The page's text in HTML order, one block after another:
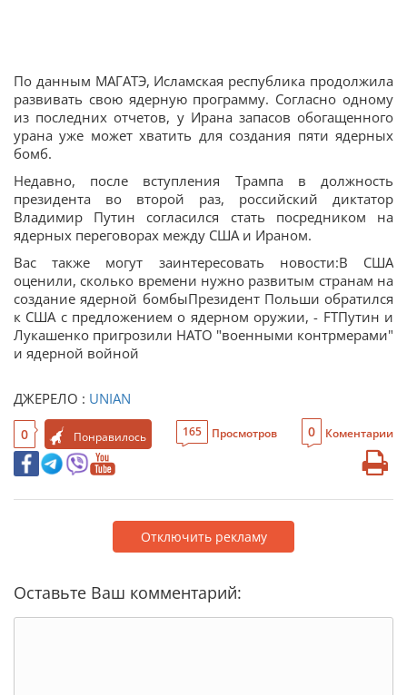
По данным МАГАТЭ, Исламская республика продолжила
развивать свою ядерную программу. Согласно одному
из последних отчетов, у Ирана запасов обогащенного
урана уже может хватить для создания пяти ядерных
бомб.
Недавно, после вступления Трампа в должность
президента во второй раз, российский диктатор
Владимир Путин согласился стать посредником на
ядерных переговорах между США и Ираном.
Вас также могут заинтересовать новости:В США
оценили, сколько времени нужно развитым странам на
создание ядерной бомбыПрезидент Польши обратился
к США с предложением о ядерном оружии, - FTПутин и
Лукашенко пригрозили НАТО "военными контрмерами"
и ядерной войной
ДЖЕРЕЛО : UNIAN
0 Понравилось 165 Просмотров 0 Коментарии
Отключить рекламу
Оставьте Ваш комментарий: